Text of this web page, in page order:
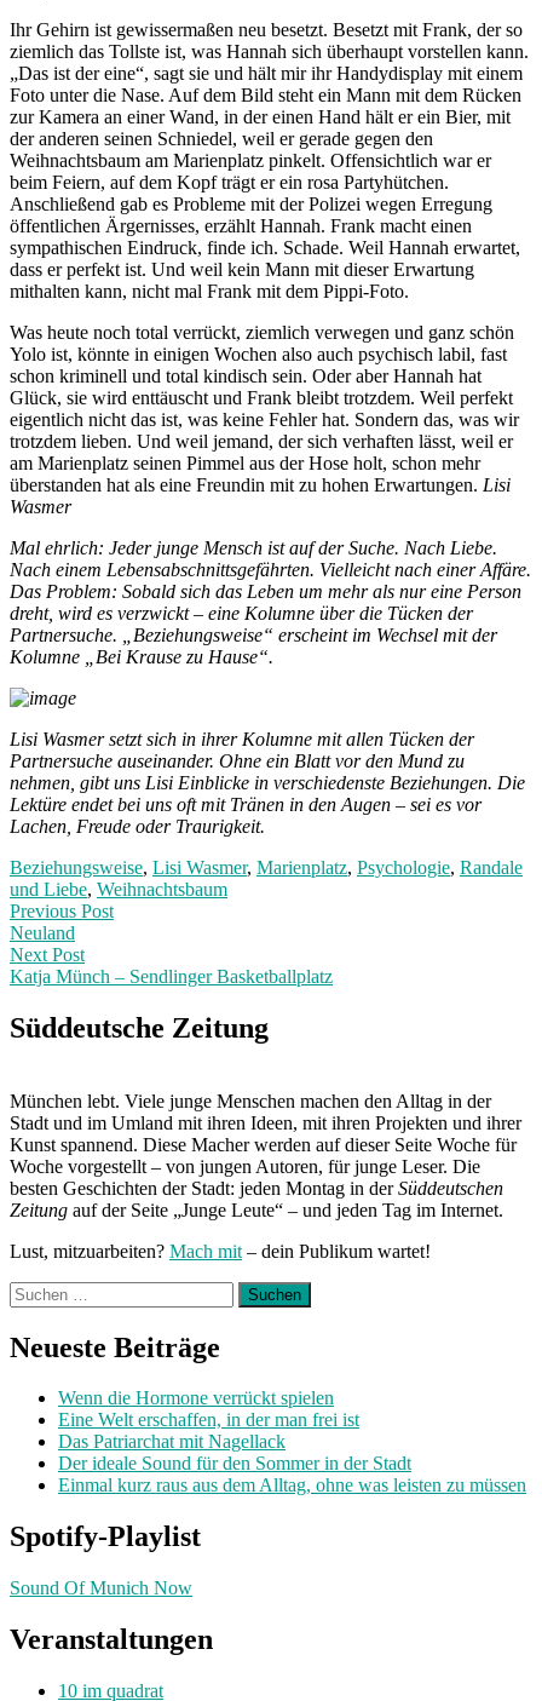
Ihr Gehirn ist gewissermaßen neu besetzt. Besetzt mit Frank, der so
ziemlich das Tollste ist, was Hannah sich überhaupt vorstellen kann.
„Das ist der eine“, sagt sie und hält mir ihr Handydisplay mit einem
Foto unter die Nase. Auf dem Bild steht ein Mann mit dem Rücken
zur Kamera an einer Wand, in der einen Hand hält er ein Bier, mit
der anderen seinen Schniedel, weil er gerade gegen den
Weihnachtsbaum am Marienplatz pinkelt. Offensichtlich war er
beim Feiern, auf dem Kopf trägt er ein rosa Partyhütchen.
Anschließend gab es Probleme mit der Polizei wegen Erregung
öffentlichen Ärgernisses, erzählt Hannah. Frank macht einen
sympathischen Eindruck, finde ich. Schade. Weil Hannah erwartet,
dass er perfekt ist. Und weil kein Mann mit dieser Erwartung
mithalten kann, nicht mal Frank mit dem Pippi-Foto.
Was heute noch total verrückt, ziemlich verwegen und ganz schön
Yolo ist, könnte in einigen Wochen also auch psychisch labil, fast
schon kriminell und total kindisch sein. Oder aber Hannah hat
Glück, sie wird enttäuscht und Frank bleibt trotzdem. Weil perfekt
eigentlich nicht das ist, was keine Fehler hat. Sondern das, was wir
trotzdem lieben. Und weil jemand, der sich verhaften lässt, weil er
am Marienplatz seinen Pimmel aus der Hose holt, schon mehr
überstanden hat als eine Freundin mit zu hohen Erwartungen. Lisi
Wasmer
Mal ehrlich: Jeder junge Mensch ist auf der Suche. Nach Liebe.
Nach einem Lebensabschnittsgefährten. Vielleicht nach einer Affäre.
Das Problem: Sobald sich das Leben um mehr als nur eine Person
dreht, wird es verzwickt – eine Kolumne über die Tücken der
Partnersuche. „Beziehungsweise“ erscheint im Wechsel mit der
Kolumne „Bei Krause zu Hause“.
Lisi Wasmer setzt sich in ihrer Kolumne mit allen Tücken der
Partnersuche auseinander. Ohne ein Blatt vor den Mund zu
nehmen, gibt uns Lisi Einblicke in verschiedenste Beziehungen. Die
Lektüre endet bei uns oft mit Tränen in den Augen – sei es vor
Lachen, Freude oder Traurigkeit.
Beziehungsweise, Lisi Wasmer, Marienplatz, Psychologie, Randale
und Liebe, Weihnachtsbaum
Post
navigation
Previous PostPrevious
Neuland
Next Post
Katja Münch – Sendlinger Basketballplatz
Post:
Süddeutsche Zeitung
München lebt. Viele junge Menschen machen den Alltag in der
Stadt und im Umland mit ihren Ideen, mit ihren Projekten und ihrer
Kunst spannend. Diese Macher werden auf dieser Seite Woche für
Woche vorgestellt – von jungen Autoren, für junge Leser. Die
besten Geschichten der Stadt: jeden Montag in derSüddeutschen
Zeitung auf der Seite „Junge Leute“ – und jeden Tag im Internet.
Lust, mitzuarbeiten? Mach mit – dein Publikum wartet!
Suchen
nach:
Neueste Beiträge
Wenn die Hormone verrückt spielen
Eine Welt erschaffen, in der man frei ist
Das Patriarchat mit Nagellack
Der ideale Sound für den Sommer in der Stadt
Einmal kurz raus aus dem Alltag, ohne was leisten zu müssen
Spotify-Playlist
Sound Of Munich Now
Veranstaltungen
10 im quadrat